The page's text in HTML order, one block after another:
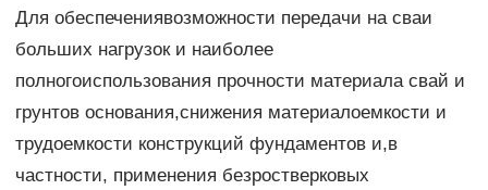
Для обеспечениявозможности передачи на сваи
больших нагрузок и наиболее
полногоиспользования прочности материала свай и
грунтов основания,снижения материалоемкости и
трудоемкости конструкций фундаментов и,в
частности, применения безростверковых